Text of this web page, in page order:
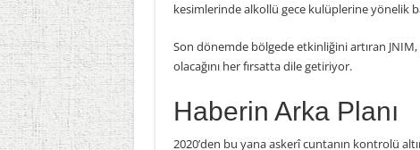
kesimlerinde alkollü gece kulüplerine yönelik
Son dönemde bölgede etkinliğini artıran
olacağını her fırsatta dile getiriyor.
Haberin Arka Planı
2020’den bu yana askerî cuntanın kontrolü